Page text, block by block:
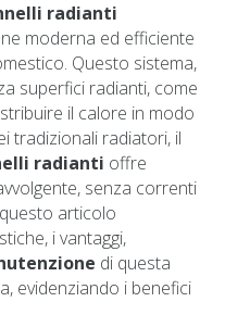
radianti
moderna ed efficiente
Questo sistema,
superfici radianti, come
il calore in modo
tradizionali radiatori, il
radianti offre
senza correnti
articolo
i vantaggi,
di questa
evidenziando i benefici